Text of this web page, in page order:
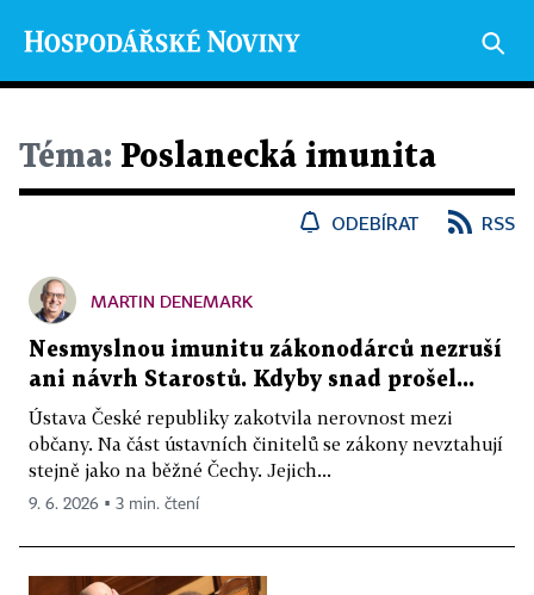
Téma: Poslanecká imunita
ODEBÍRAT RSS
MARTIN DENEMARK
Nesmyslnou imunitu zákonodárců nezruší
ani návrh Starostů. Kdyby snad prošel...
Ústava České republiky zakotvila nerovnost mezi
občany. Na část ústavních činitelů se zákony nevztahují
stejně jako na běžné Čechy. Jejich...
9. 6. 2026 ▪ 3 min. čtení